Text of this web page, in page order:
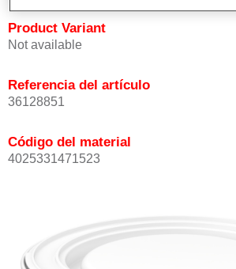
Product Variant
Not available
Referencia del artículo
36128851
Código del material
4025331471523